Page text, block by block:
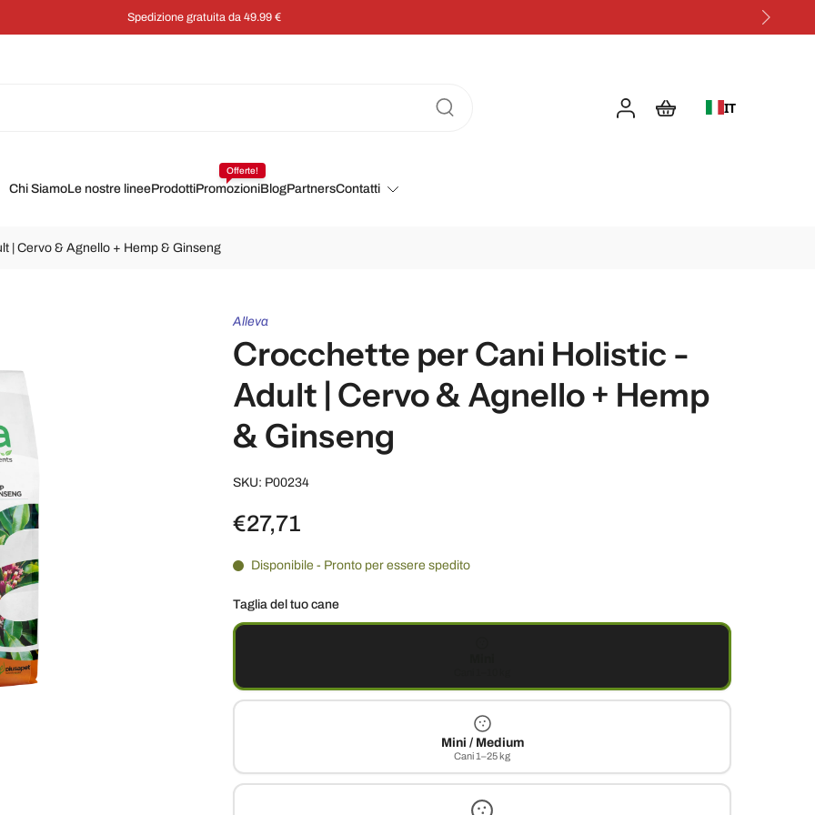
IT
Chi SiamoLe nostre lineeProdottiPromozioni
Offerte!
BlogPartnersContatti
| Cervo & Agnello + Hemp & Ginseng
Alleva
Crocchette per Cani Holistic -
Adult | Cervo & Agnello + Hemp
& Ginseng
SKU: P00234
€27,71
Disponibile - Pronto per essere spedito
Taglia del tuo cane
Mini / Medium
Cani 1–25 kg